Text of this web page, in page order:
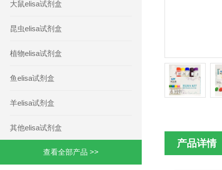
大鼠elisa试剂盒
昆虫elisa试剂盒
植物elisa试剂盒
鱼elisa试剂盒
羊elisa试剂盒
其他elisa试剂盒
查看全部产品 >>
产品详情